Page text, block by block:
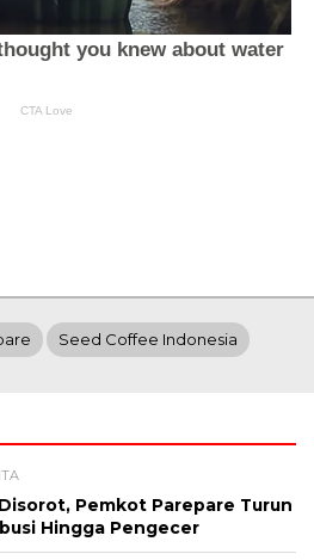
Seed Coffee Indonesia
Pemkot Parepare Turun
Hingga Pengecer